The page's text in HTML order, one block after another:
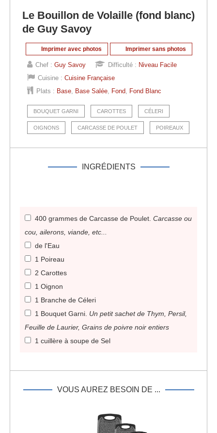
Le Bouillon de Volaille (fond blanc)
de Guy Savoy
Imprimer avec photos Imprimer sans photos
Chef : Guy Savoy Difficulté : Niveau Facile
Cuisine : Cuisine Française
Plats : Base, Base Salée, Fond, Fond Blanc
BOUQUET GARNI CAROTTES CÉLERI
OIGNONS CARCASSE DE POULET POIREAUX
INGRÉDIENTS
400 grammes de Carcasse de Poulet. Carcasse ou
cou, ailerons, viande, etc...
de l'Eau
1 Poireau
2 Carottes
1 Oignon
1 Branche de Céleri
1 Bouquet Garni. Un petit sachet de Thym, Persil,
Feuille de Laurier, Grains de poivre noir entiers
1 cuillère à soupe de Sel
VOUS AUREZ BESOIN DE ...